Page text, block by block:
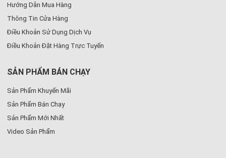
Hướng Dẫn Mua Hàng
Thông Tin Cửa Hàng
Điều Khoản Sử Dụng Dịch Vụ
Điều Khoản Đặt Hàng Trực Tuyến
SẢN PHẨM BÁN CHẠY
Sản Phẩm Khuyến Mãi
Sản Phẩm Bán Chạy
Sản Phẩm Mới Nhất
Video Sản Phẩm